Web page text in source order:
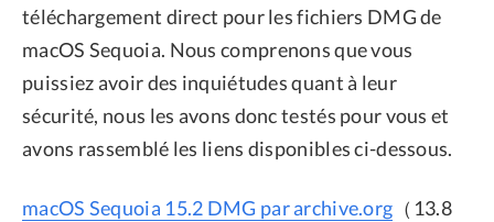
téléchargement direct pour les fichiers DMG de
macOS Sequoia. Nous comprenons que vous
puissiez avoir des inquiétudes quant à leur
sécurité, nous les avons donc testés pour vous et
avons rassemblé les liens disponibles ci-dessous.
macOS Sequoia 15.2 DMG par archive.org （13.8